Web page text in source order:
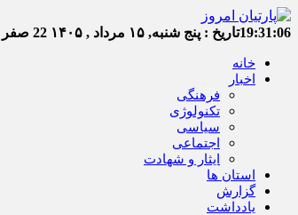
19:31:07تاریخ : پنج شنبه, ۱۵ مرداد , ۱۴۰۵ 22 صفر 1448
خانه
اخبار
فرهنگی
تکنولوژی
سیاسی
اجتماعی
ایثار و شهادت
استان ها
گزارش
یادداشت